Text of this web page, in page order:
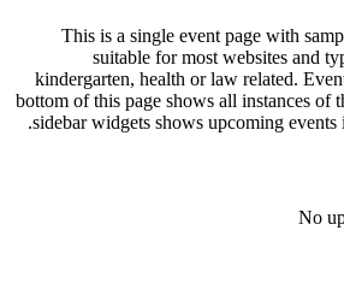
This is a single event page with
suitable for most websites and
kindergarten, health or law related.
bottom of this page shows all instances of
sidebar widgets shows upcoming events
No